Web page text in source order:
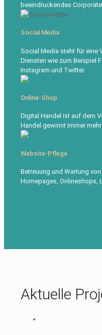
beeindruckendes
Social Media
Social Media steht für eine
Diensten wie zum Beispiel
Instagram und Twitter.
Online-Shop
Digital Handel ist auf dem
Handel gewinnt immer
Website-Pflege
Betreuung und Wartung von
Homepages, Onlineshops,
Aktuelle